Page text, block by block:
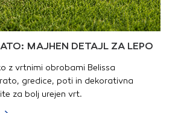
MAJHEN DETAJL ZA LEPO
z vrtnimi obrobami Belissa
gredice, poti in dekorativna
za bolj urejen vrt.